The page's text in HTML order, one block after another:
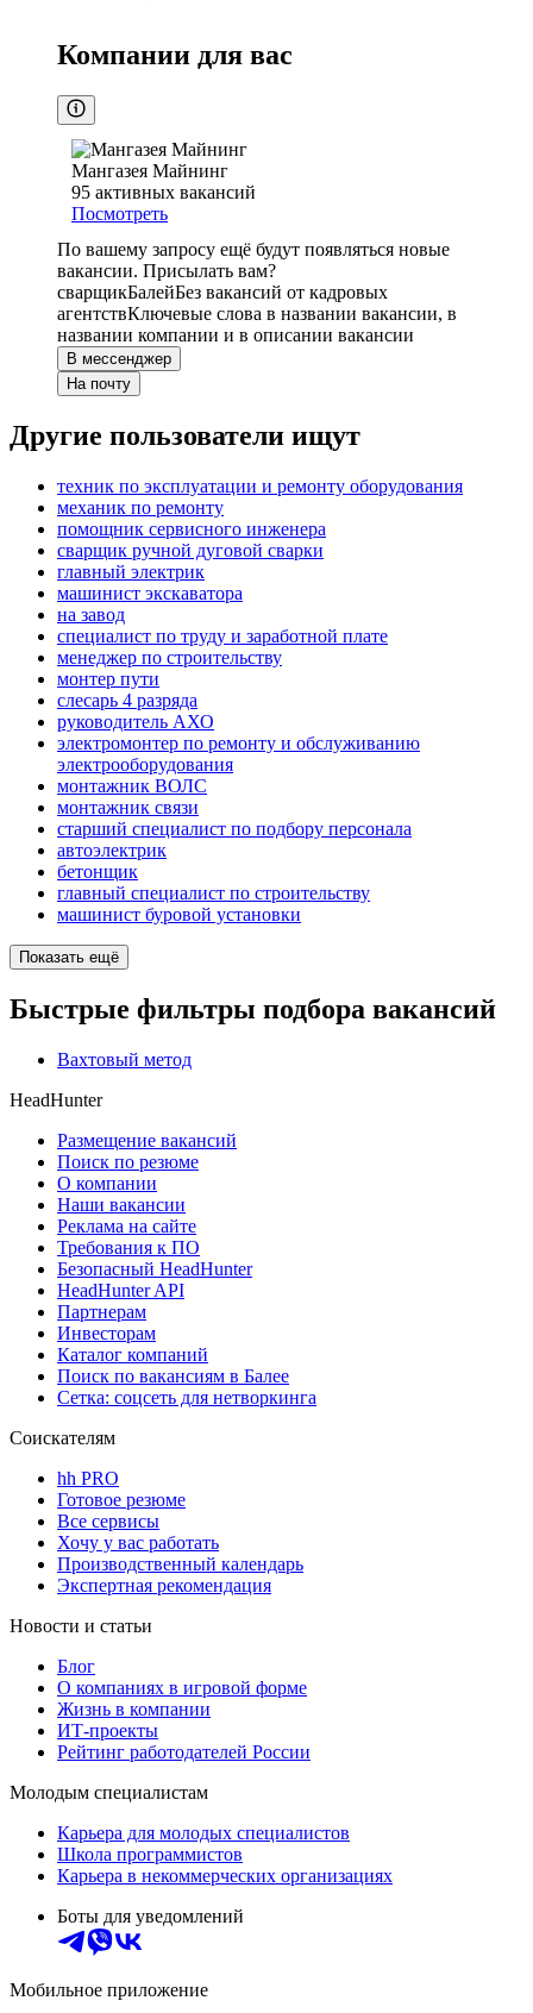
Компании для вас
Мангазея Майнинг
95 активных вакансий
Посмотреть
По вашему запросу ещё будут появляться новые
вакансии. Присылать вам?
сварщикБалейБез вакансий от кадровых
агентствКлючевые слова в названии вакансии, в
названии компании и в описании вакансии
В мессенджер
На почту
Другие пользователи ищут
техник по эксплуатации и ремонту оборудования
механик по ремонту
помощник сервисного инженера
сварщик ручной дуговой сварки
главный электрик
машинист экскаватора
на завод
специалист по труду и заработной плате
менеджер по строительству
монтер пути
слесарь 4 разряда
руководитель АХО
электромонтер по ремонту и обслуживанию
электрооборудования
монтажник ВОЛС
монтажник связи
старший специалист по подбору персонала
автоэлектрик
бетонщик
главный специалист по строительству
машинист буровой установки
Показать ещё
Быстрые фильтры подбора вакансий
Вахтовый метод
HeadHunter
Размещение вакансий
Поиск по резюме
О компании
Наши вакансии
Реклама на сайте
Требования к ПО
Безопасный HeadHunter
HeadHunter API
Партнерам
Инвесторам
Каталог компаний
Поиск по вакансиям в Балее
Сетка: соцсеть для нетворкинга
Соискателям
hh PRO
Готовое резюме
Все сервисы
Хочу у вас работать
Производственный календарь
Экспертная рекомендация
Новости и статьи
Блог
О компаниях в игровой форме
Жизнь в компании
ИТ-проекты
Рейтинг работодателей России
Молодым специалистам
Карьера для молодых специалистов
Школа программистов
Карьера в некоммерческих организациях
Боты для уведомлений
Мобильное приложение